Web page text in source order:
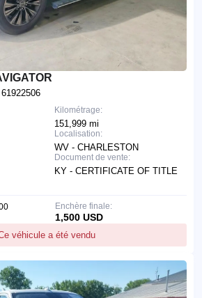
| 61922506
Kilométrage:
151,999 mi
Localisation:
WV - CHARLESTON
Document de vente:
KY - CERTIFICATE OF TITLE
véhicule a été vendu
Enchère finale:
1,500 USD